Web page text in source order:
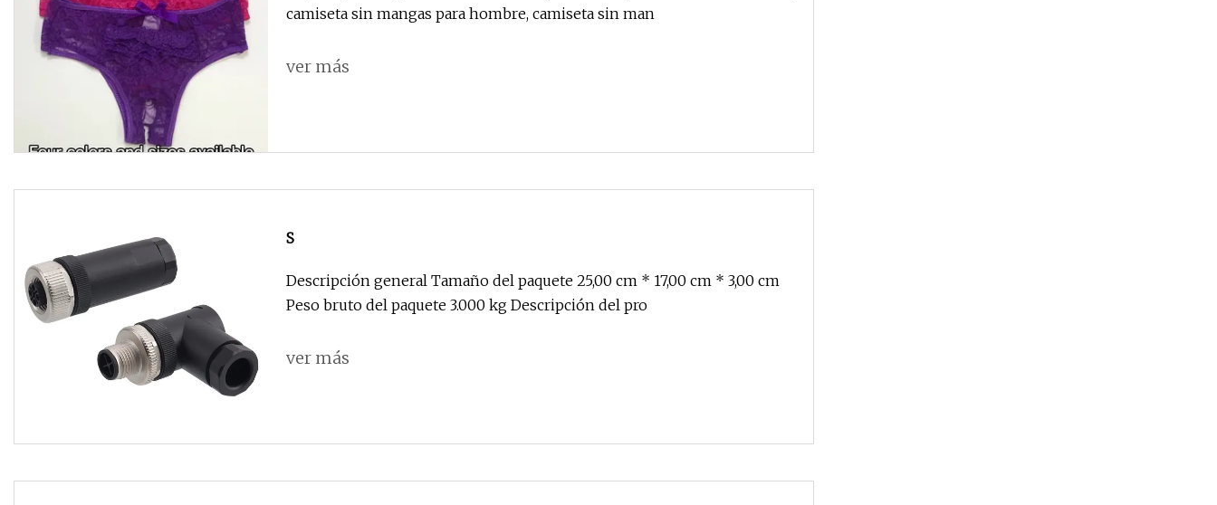
camiseta sin mangas para hombre, camiseta sin man
ver más
S
Descripción general Tamaño del paquete 25,00 cm * 17,00 cm * 3,00 cm
Peso bruto del paquete 3.000 kg Descripción del pro
ver más